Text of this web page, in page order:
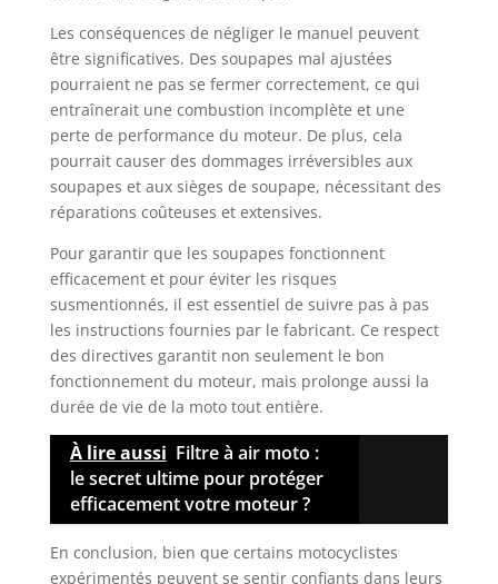
Les conséquences de négliger le manuel peuvent
être significatives. Des soupapes mal ajustées
pourraient ne pas se fermer correctement, ce qui
entraînerait une combustion incomplète et une
perte de performance du moteur. De plus, cela
pourrait causer des dommages irréversibles aux
soupapes et aux sièges de soupape, nécessitant des
réparations coûteuses et extensives.
Pour garantir que les soupapes fonctionnent
efficacement et pour éviter les risques
susmentionnés, il est essentiel de suivre pas à pas
les instructions fournies par le fabricant. Ce respect
des directives garantit non seulement le bon
fonctionnement du moteur, mais prolonge aussi la
durée de vie de la moto tout entière.
À lire aussi Filtre à air moto :
le secret ultime pour protéger
efficacement votre moteur ?
En conclusion, bien que certains motocyclistes
expérimentés peuvent se sentir confiants dans leurs